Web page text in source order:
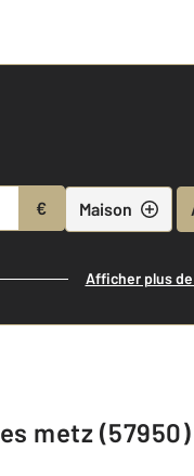
€ Maison
Afficher plus
metz (57950)